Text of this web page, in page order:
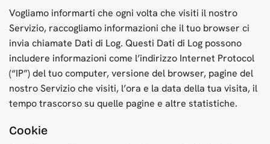
Vogliamo informarti che ogni volta che visiti il nostro
Servizio, raccogliamo informazioni che il tuo browser ci
invia chiamate Dati di Log. Questi Dati di Log possono
includere informazioni come l’indirizzo Internet Protocol
(“IP”) del tuo computer, versione del browser, pagine del
nostro Servizio che visiti, l’ora e la data della tua visita, il
tempo trascorso su quelle pagine e altre statistiche.
Cookie